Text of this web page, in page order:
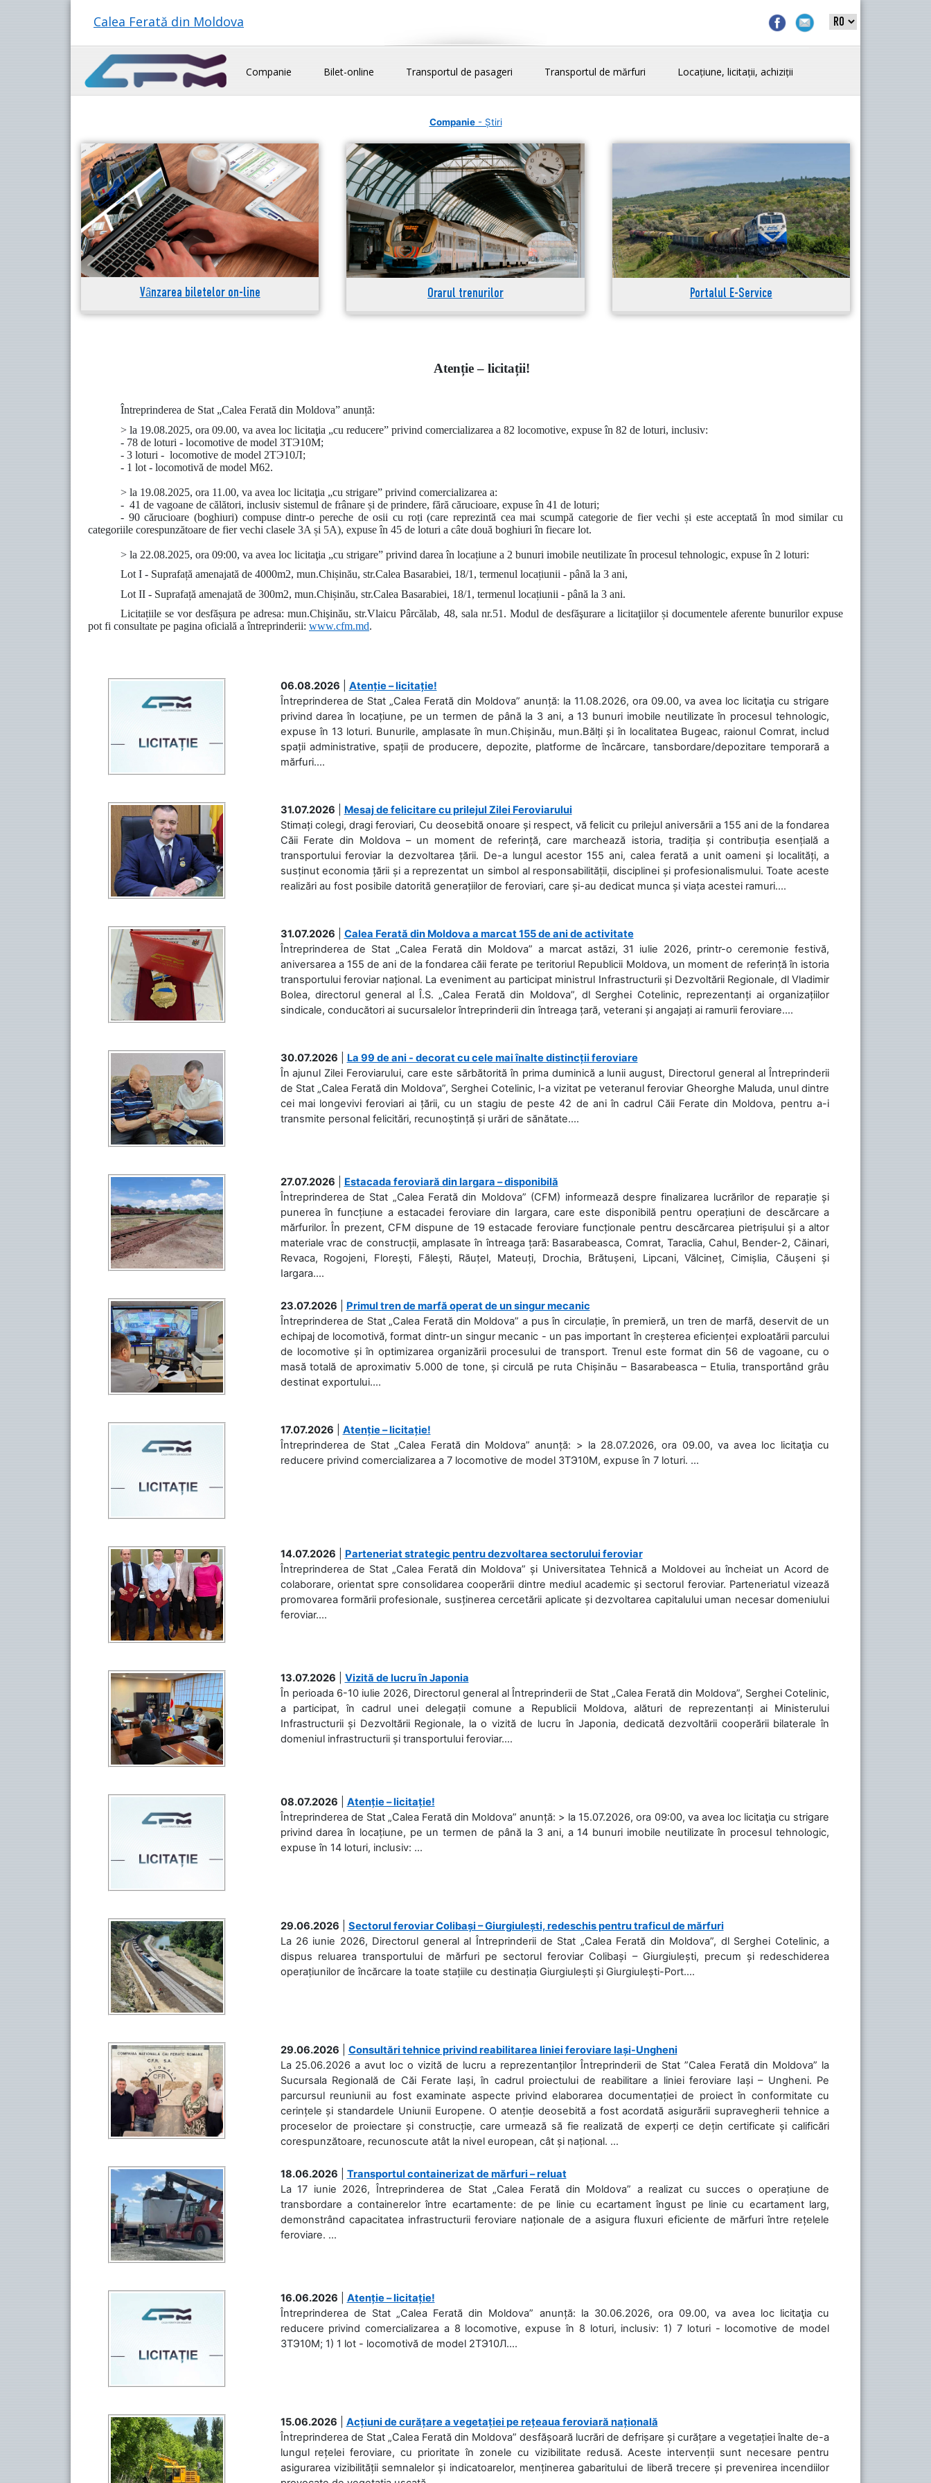
Calea Ferată din Moldova
Companie Bilet-online Transportul de pasageri Transportul de mărfuri Locațiune, licitații, achiziții
Companie- Știri
Vânzarea biletelor on-line Orarul trenurilor Portalul E-Service
Atenție – licitații!
Întreprinderea de Stat „Calea Ferată din Moldova” anunță:
> la 19.08.2025, ora 09.00, va avea loc licitaţia „cu reducere” privind comercializarea a 82 locomotive, expuse în 82 de loturi, inclusiv:
- 78 de loturi - locomotive de model 3ТЭ10М;
- 3 loturi - locomotive de model 2ТЭ10Л;
- 1 lot - locomotivă de model M62.
> la 19.08.2025, ora 11.00, va avea loc licitaţia „cu strigare” privind comercializarea a:
- 41 de vagoane de călători, inclusiv sistemul de frânare și de prindere, fără cărucioare, expuse în 41 de loturi;
- 90 cărucioare (boghiuri) compuse dintr-o pereche de osii cu roți (care reprezintă cea mai scumpă categorie de fier vechi și este acceptată în mod similar cu
categoriile corespunzătoare de fier vechi clasele 3A și 5A), expuse în 45 de loturi a câte două boghiuri în fiecare lot.
> la 22.08.2025, ora 09:00, va avea loc licitaţia „cu strigare” privind darea în locațiune a 2 bunuri imobile neutilizate în procesul tehnologic, expuse în 2 loturi:
Lot I - Suprafață amenajată de 4000m2, mun.Chișinău, str.Calea Basarabiei, 18/1, termenul locațiunii - până la 3 ani,
Lot II - Suprafață amenajată de 300m2, mun.Chișinău, str.Calea Basarabiei, 18/1, termenul locațiunii - până la 3 ani.
Licitațiile se vor desfășura pe adresa: mun.Chişinău, str.Vlaicu Pârcălab, 48, sala nr.51. Modul de desfăşurare a licitaţiilor și documentele aferente bunurilor expuse
pot fi consultate pe pagina oficială a întreprinderii: www.cfm.md.
06.08.2026
Atenție – licitație!
Întreprinderea de Stat „Calea Ferată din Moldova” anunță: la 11.08.2026, ora 09.00, va avea loc licitaţia cu strigare
privind darea în locațiune, pe un termen de până la 3 ani, a 13 bunuri imobile neutilizate în procesul tehnologic,
expuse în 13 loturi. Bunurile, amplasate în mun.Chișinău, mun.Bălți și în localitatea Bugeac, raionul Comrat, includ
spații administrative, spații de producere, depozite, platforme de încărcare, tansbordare/depozitare temporară a
mărfuri....
31.07.2026
Mesaj de felicitare cu prilejul Zilei Feroviarului
Stimați colegi, dragi feroviari, Cu deosebită onoare și respect, vă felicit cu prilejul aniversării a 155 ani de la fondarea
Căii Ferate din Moldova – un moment de referință, care marchează istoria, tradiția și contribuția esențială a
transportului feroviar la dezvoltarea țării. De-a lungul acestor 155 ani, calea ferată a unit oameni și localități, a
susținut economia țării și a reprezentat un simbol al responsabilității, disciplinei și profesionalismului. Toate aceste
realizări au fost posibile datorită generațiilor de feroviari, care și-au dedicat munca și viața acestei ramuri....
31.07.2026
Calea Ferată din Moldova a marcat 155 de ani de activitate
Întreprinderea de Stat „Calea Ferată din Moldova” a marcat astăzi, 31 iulie 2026, printr-o ceremonie festivă,
aniversarea a 155 de ani de la fondarea căii ferate pe teritoriul Republicii Moldova, un moment de referință în istoria
transportului feroviar național. La eveniment au participat ministrul Infrastructurii și Dezvoltării Regionale, dl Vladimir
Bolea, directorul general al Î.S. „Calea Ferată din Moldova”, dl Serghei Cotelinic, reprezentanți ai organizațiilor
sindicale, conducători ai sucursalelor întreprinderii din întreaga țară, veterani și angajați ai ramurii feroviare....
30.07.2026
La 99 de ani - decorat cu cele mai înalte distincții feroviare
În ajunul Zilei Feroviarului, care este sărbătorită în prima duminică a lunii august, Directorul general al Întreprinderii
de Stat „Calea Ferată din Moldova”, Serghei Cotelinic, l-a vizitat pe veteranul feroviar Gheorghe Maluda, unul dintre
cei mai longevivi feroviari ai țării, cu un stagiu de peste 42 de ani în cadrul Căii Ferate din Moldova, pentru a-i
transmite personal felicitări, recunoștință și urări de sănătate....
27.07.2026
Estacada feroviară din Iargara – disponibilă
Întreprinderea de Stat „Calea Ferată din Moldova” (CFM) informează despre finalizarea lucrărilor de reparație și
punerea în funcțiune a estacadei feroviare din Iargara, care este disponibilă pentru operațiuni de descărcare a
mărfurilor. În prezent, CFM dispune de 19 estacade feroviare funcționale pentru descărcarea pietrișului și a altor
materiale vrac de construcții, amplasate în întreaga țară: Basarabeasca, Comrat, Taraclia, Cahul, Bender-2, Căinari,
Revaca, Rogojeni, Florești, Fălești, Răuțel, Mateuți, Drochia, Brătușeni, Lipcani, Vălcineț, Cimișlia, Căușeni și
Iargara....
23.07.2026
Primul tren de marfă operat de un singur mecanic
Întreprinderea de Stat „Calea Ferată din Moldova” a pus în circulație, în premieră, un tren de marfă, deservit de un
echipaj de locomotivă, format dintr-un singur mecanic - un pas important în creșterea eficienței exploatării parcului
de locomotive și în optimizarea organizării procesului de transport. Trenul este format din 56 de vagoane, cu o
masă totală de aproximativ 5.000 de tone, și circulă pe ruta Chișinău – Basarabeasca – Etulia, transportând grâu
destinat exportului....
17.07.2026
Atenție – licitație!
Întreprinderea de Stat „Calea Ferată din Moldova” anunță: > la 28.07.2026, ora 09.00, va avea loc licitaţia cu
reducere privind comercializarea a 7 locomotive de model 3ТЭ10М, expuse în 7 loturi. ...
14.07.2026
Parteneriat strategic pentru dezvoltarea sectorului feroviar
Întreprinderea de Stat „Calea Ferată din Moldova” și Universitatea Tehnică a Moldovei au încheiat un Acord de
colaborare, orientat spre consolidarea cooperării dintre mediul academic și sectorul feroviar. Parteneriatul vizează
promovarea formării profesionale, susținerea cercetării aplicate și dezvoltarea capitalului uman necesar domeniului
feroviar....
13.07.2026
Vizită de lucru în Japonia
În perioada 6-10 iulie 2026, Directorul general al Întreprinderii de Stat „Calea Ferată din Moldova”, Serghei Cotelinic,
a participat, în cadrul unei delegații comune a Republicii Moldova, alături de reprezentanți ai Ministerului
Infrastructurii și Dezvoltării Regionale, la o vizită de lucru în Japonia, dedicată dezvoltării cooperării bilaterale în
domeniul infrastructurii și transportului feroviar....
08.07.2026
Atenție – licitație!
Întreprinderea de Stat „Calea Ferată din Moldova” anunță: > la 15.07.2026, ora 09:00, va avea loc licitaţia cu strigare
privind darea în locațiune, pe un termen de până la 3 ani, a 14 bunuri imobile neutilizate în procesul tehnologic,
expuse în 14 loturi, inclusiv: ...
29.06.2026
Sectorul feroviar Colibași – Giurgiulești, redeschis pentru traficul de mărfuri
La 26 iunie 2026, Directorul general al Întreprinderii de Stat „Calea Ferată din Moldova”, dl Serghei Cotelinic, a
dispus reluarea transportului de mărfuri pe sectorul feroviar Colibași – Giurgiulești, precum și redeschiderea
operațiunilor de încărcare la toate stațiile cu destinația Giurgiulești și Giurgiulești-Port....
29.06.2026
Consultări tehnice privind reabilitarea liniei feroviare Iași-Ungheni
La 25.06.2026 a avut loc o vizită de lucru a reprezentanților Întreprinderii de Stat ”Calea Ferată din Moldova” la
Sucursala Regională de Căi Ferate Iași, în cadrul proiectului de reabilitare a liniei feroviare Iași – Ungheni. Pe
parcursul reuniunii au fost examinate aspecte privind elaborarea documentației de proiect în conformitate cu
cerințele și standardele Uniunii Europene. O atenție deosebită a fost acordată asigurării supravegherii tehnice a
proceselor de proiectare și construcție, care urmează să fie realizată de experți ce dețin certificate și calificări
corespunzătoare, recunoscute atât la nivel european, cât și național. ...
18.06.2026
Transportul containerizat de mărfuri – reluat
La 17 iunie 2026, Întreprinderea de Stat „Calea Ferată din Moldova” a realizat cu succes o operațiune de
transbordare a containerelor între ecartamente: de pe linie cu ecartament îngust pe linie cu ecartament larg,
demonstrând capacitatea infrastructurii feroviare naționale de a asigura fluxuri eficiente de mărfuri între rețelele
feroviare. ...
16.06.2026
Atenție – licitație!
Întreprinderea de Stat „Calea Ferată din Moldova” anunță: la 30.06.2026, ora 09.00, va avea loc licitaţia cu
reducere privind comercializarea a 8 locomotive, expuse în 8 loturi, inclusiv: 1) 7 loturi - locomotive de model
3ТЭ10М; 1) 1 lot - locomotivă de model 2ТЭ10Л....
15.06.2026
Acțiuni de curățare a vegetației pe rețeaua feroviară națională
Întreprinderea de Stat „Calea Ferată din Moldova” desfășoară lucrări de defrișare și curățare a vegetației înalte de-a
lungul rețelei feroviare, cu prioritate în zonele cu vizibilitate redusă. Aceste intervenții sunt necesare pentru
asigurarea vizibilității semnalelor și indicatoarelor, menținerea gabaritului de liberă trecere și prevenirea incendiilor